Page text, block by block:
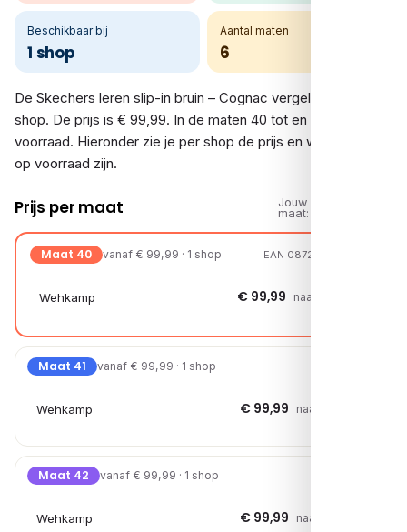
Beschikbaar bij
1 shop
Aantal maten
6
De Skechers leren slip-in bruin – Cognac vergelijk je bij 1
shop. De prijs is € 99,99. In de maten 40 tot en met 46 is er
voorraad. Hieronder zie je per shop de prijs en welke maten
op voorraad zijn.
Prijs per maat
Jouw
maat:
Maat 40 vanaf € 99,99 · 1 shop EAN 08720251816503
Wehkamp € 99,99 naar shop →
Maat 41 vanaf € 99,99 · 1 shop
Wehkamp € 99,99 naar shop →
Maat 42 vanaf € 99,99 · 1 shop
Wehkamp € 99,99 naar shop →